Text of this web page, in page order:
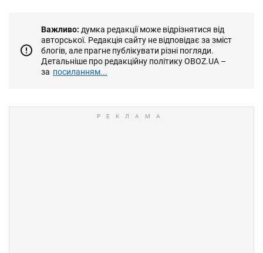
Важливо: думка редакції може відрізнятися від
авторської. Редакція сайту не відповідає за зміст
блогів, але прагне публікувати різні погляди.
Детальніше про редакційну політику OBOZ.UA –
за посиланням...